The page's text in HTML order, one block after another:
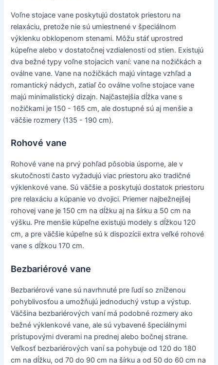
Voľne stojace vane poskytujú dostatok priestoru na
relaxáciu, pretože nie sú umiestnené v špeciálnom
výklenku obklopenom stenami. Môžu stáť uprostred
kúpeľne alebo v dostatočnej vzdialenosti od stien. Existujú
dva bežné typy voľne stojacich vaní: vane na nožičkách a
oválne vane. Vane na nožičkách majú vintage vzhľad a
romantický nádych, zatiaľ čo oválne voľne stojace vane
majú minimalistický dizajn. Najčastejšia dĺžka vane s
nožičkami je 150 - 165 cm, ale dostupné sú aj menšie a
väčšie rozmery (135 - 190 cm).
Rohové vane
Rohové vane na prvý pohľad pôsobia úsporne, ale v
skutočnosti často vyžadujú viac priestoru ako tradičné
výklenkové vane. Sú väčšie a poskytujú dostatok priestoru
pre relaxáciu a kúpanie vo dvojici. Priemer najbežnejšej
rohovej vane je 150 cm na dĺžku aj na šírku a 50 cm na
výšku. Pre menšie kúpeľne existujú modely s dĺžkou 120
cm, a pre väčšie kúpeľne sú k dispozícii extra veľké rohové
vane s dĺžkou 170 cm.
Bezbariérové vane
Bezbariérové vane sú navrhnuté pre ľudí so zníženou
pohyblivosťou a umožňujú jednoduchý vstup a výstup.
Väčšina bezbariérových vaní má podobné rozmery ako
bežné výklenkové vane, ale sú vybavené špeciálnymi
prístupovými dverami na prednej alebo bočnej strane.
Veľkosť bezbariérových vaní sa pohybuje od 120 do 180
cm na dĺžku, od 70 do 90 cm na šírku a od 50 do 60 cm na